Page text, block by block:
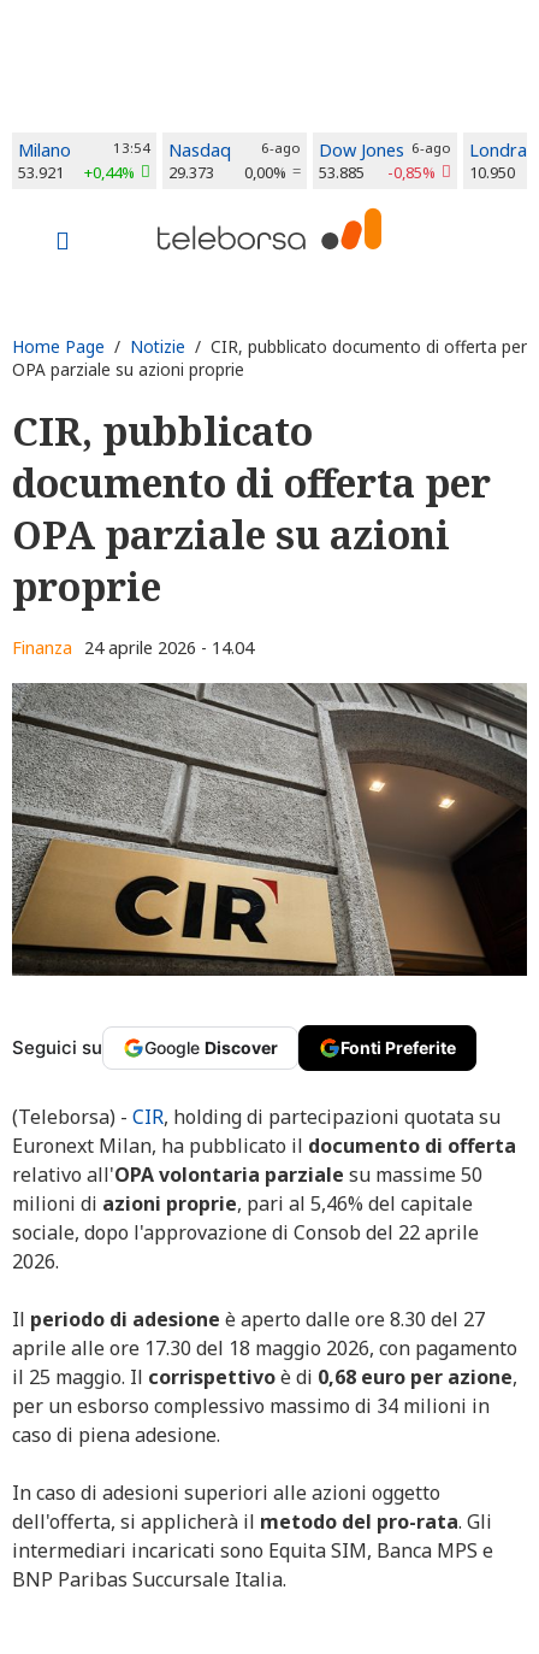
Milano 13:54
53.921 +0,44%
Nasdaq 6-ago
29.373 0,00%
Dow Jones 6-ago
53.885 -0,85%
Londra
10.950
Home Page / Notizie / CIR, pubblicato documento di offerta per
OPA parziale su azioni proprie
CIR, pubblicato
documento di offerta per
OPA parziale su azioni
proprie
Finanza 24 aprile 2026 - 14.04
Seguici su Google Discover Fonti Preferite
(Teleborsa) - CIR, holding di partecipazioni quotata su
Euronext Milan, ha pubblicato il documento di offerta
relativo all'OPA volontaria parziale su massime 50
milioni di azioni proprie, pari al 5,46% del capitale
sociale, dopo l'approvazione di Consob del 22 aprile
2026.
Il periodo di adesione è aperto dalle ore 8.30 del 27
aprile alle ore 17.30 del 18 maggio 2026, con pagamento
il 25 maggio. Il corrispettivoè di 0,68 euro per azione,
per un esborso complessivo massimo di 34 milioni in
caso di piena adesione.
In caso di adesioni superiori alle azioni oggetto
dell'offerta, si applicherà il metodo del pro-rata. Gli
intermediari incaricati sono Equita SIM, Banca MPS e
BNP Paribas Succursale Italia.